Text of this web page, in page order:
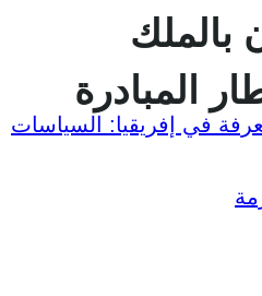
بالملك
المبادرة